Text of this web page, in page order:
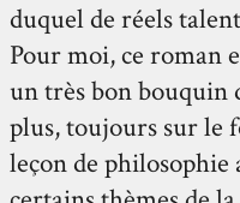
duquel de réels
Pour moi, ce roman
un très bon bouquin
plus, toujours sur le
leçon de philosophie